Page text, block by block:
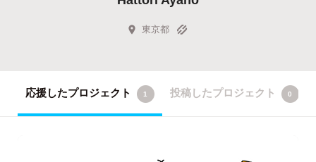
東京都
応援したプロジェクト 1 投稿したプロジェクト 0